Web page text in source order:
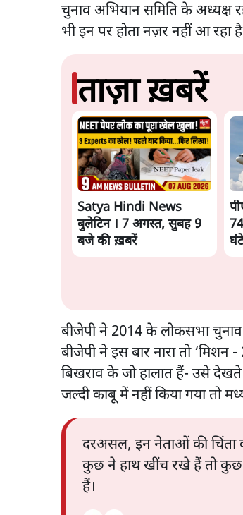
चुनाव अभियान समिति के अध्यक्ष
भी इन पर होता नज़र नहीं आ रहा
ताज़ा ख़बरें
Satya Hindi News
बुलेटिन । 7 अगस्त, सुबह 9
बजे की ख़बरें
बीजेपी ने 2014 के लोकसभा
बीजेपी ने इस बार नारा तो
बिखराव के जो हालात हैं- उसे देखते
जल्दी काबू में नहीं किया गया तो
दरअसल, इन नेताओं की चिंता
कुछ ने हाथ खींच रखे हैं तो कुछ
हैं।